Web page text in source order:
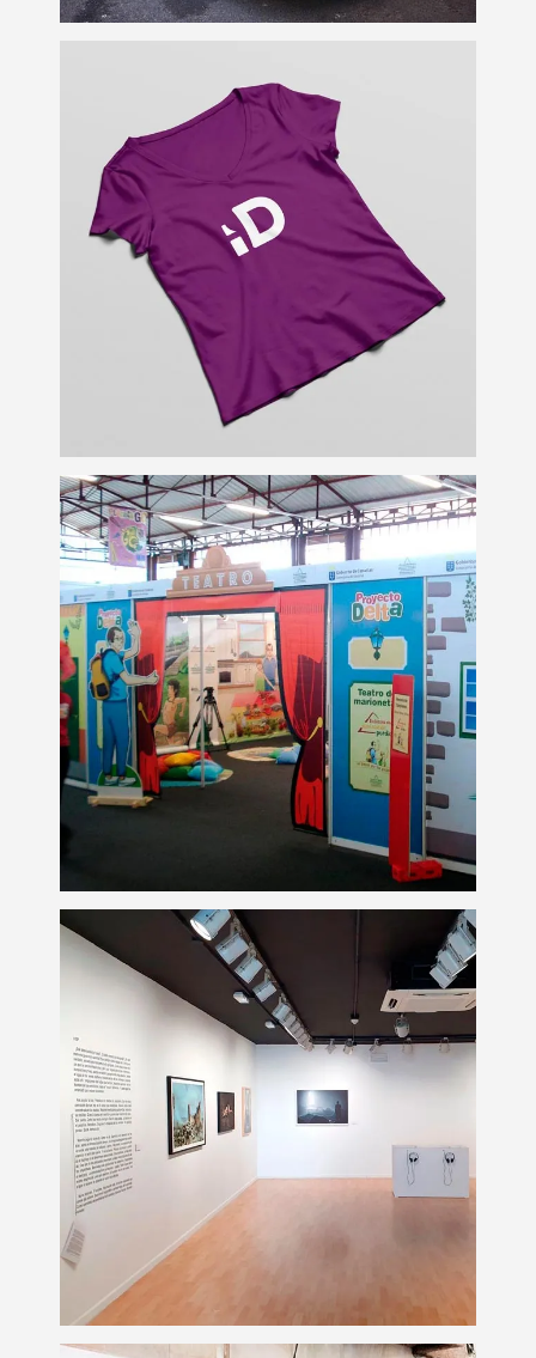
Personalización de
camisas
Material gráfico para
eventos
Eventos
Instalación de material
para exposiciones